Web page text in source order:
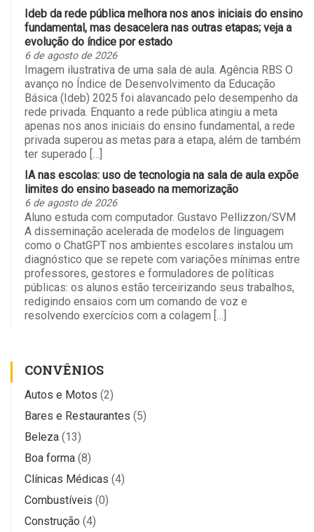
Ideb da rede pública melhora nos anos iniciais do ensino
fundamental, mas desacelera nas outras etapas; veja a
evolução do índice por estado
6 de agosto de 2026
Imagem ilustrativa de uma sala de aula. Agência RBS O
avanço no Índice de Desenvolvimento da Educação
Básica (Ideb) 2025 foi alavancado pelo desempenho da
rede privada. Enquanto a rede pública atingiu a meta
apenas nos anos iniciais do ensino fundamental, a rede
privada superou as metas para a etapa, além de também
ter superado […]
IA nas escolas: uso de tecnologia na sala de aula expõe
limites do ensino baseado na memorização
6 de agosto de 2026
Aluno estuda com computador. Gustavo Pellizzon/SVM
A disseminação acelerada de modelos de linguagem
como o ChatGPT nos ambientes escolares instalou um
diagnóstico que se repete com variações mínimas entre
professores, gestores e formuladores de políticas
públicas: os alunos estão terceirizando seus trabalhos,
redigindo ensaios com um comando de voz e
resolvendo exercícios com a colagem […]
CONVÊNIOS
Autos e Motos (2)
Bares e Restaurantes (5)
Beleza (13)
Boa forma (8)
Clínicas Médicas (4)
Combustíveis (0)
Construção (4)